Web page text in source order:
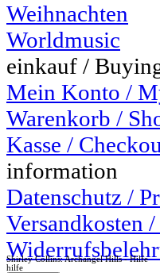
Weihnachten
Worldmusic
einkauf /
Mein Konto /
Warenkorb /
Kasse /
information
Datenschutz /
Versandkosten /
Shirley Collins: Archangel Hills - Hilfe
hilfe